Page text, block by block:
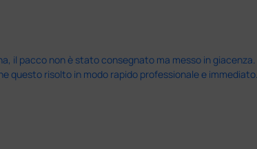
il pacco non è stato consegnato ma messo in
questo risolto in modo rapido professionale e